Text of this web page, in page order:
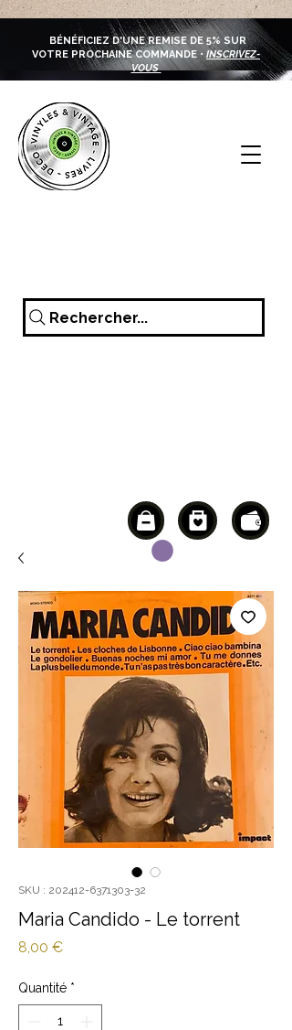
BÉNÉFICIEZ D'UNE REMISE DE 5% SUR
VOTRE PROCHAINE COMMANDE • INSCRIVEZ-
VOUS
Rechercher...
SKU : 202412-6371303-32
Maria Candido - Le torrent
8,00 €Prix
Quantité *